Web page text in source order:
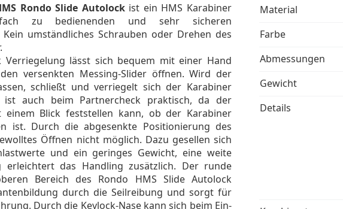
Material
Farbe
Abmessungen
Gewicht
Details
Rondo Slide Autolockist ein HMS Karabiner
zu bedienenden und sehr sicheren
Kein umständliches Schrauben oder Drehen des
Verriegelung lässt sich bequem mit einer Hand
versenkten Messing-Slider öffnen. Wird der
schließt und verriegelt sich der Karabiner
ist auch beim Partnercheck praktisch, da der
einem Blick feststellen kann, ob der Karabiner
ist. Durch die abgesenkte Positionierung des
Öffnen nicht möglich. Dazu gesellen sich
und ein geringes Gewicht, eine weite
erleichtert das Handling zusätzlich. Der runde
Bereich des Rondo HMS Slide Autolock
durch die Seilreibung und sorgt für
Durch die Keylock-Nase kann sich beim Ein-